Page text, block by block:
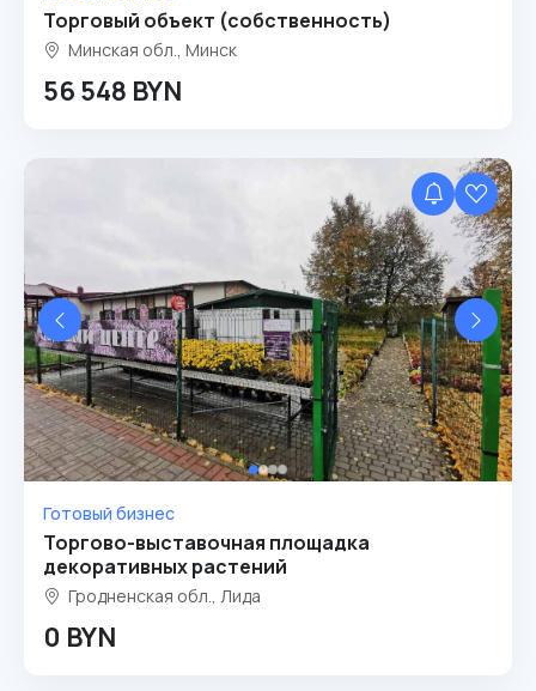
Торговый объект (собственность)
Минская обл., Минск
56 548 BYN
Готовый бизнес
Торгово-выставочная площадка
декоративных растений
Гродненская обл., Лида
0 BYN